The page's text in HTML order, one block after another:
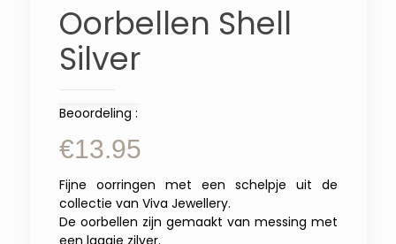
Oorbellen Shell
Silver
Beoordeling :
€13.95
Fijne oorringen met een schelpje uit de
collectie van Viva Jewellery.
De oorbellen zijn gemaakt van messing met
een laagje zilver.